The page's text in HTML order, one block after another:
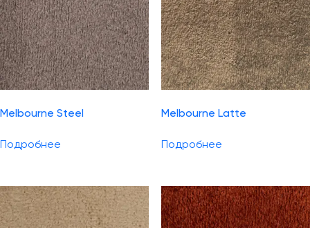
Melbourne Steel
Подробнее
Melbourne Latte
Подробнее